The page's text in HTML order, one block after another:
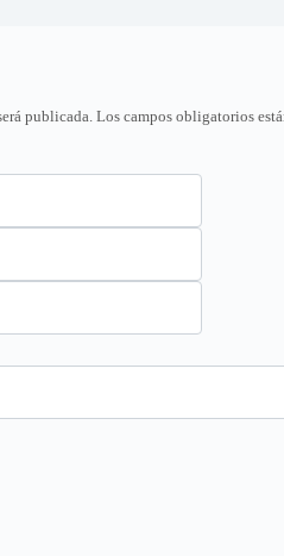
publicada. Los campos obligatorios